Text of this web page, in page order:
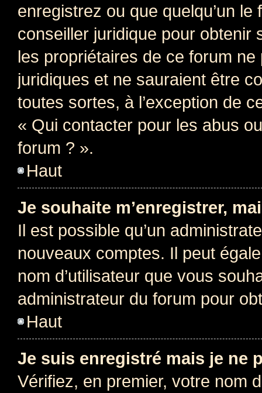
enregistrez ou que quelqu’un
conseiller juridique pour obtenir
les propriétaires de ce forum
juridiques et ne sauraient être
toutes sortes, à l’exception de
« Qui contacter pour les abus
forum ? ».
Haut
Je souhaite m’enregistrer,
Il est possible qu’un
nouveaux comptes. Il peut
nom d’utilisateur que vous
administrateur du forum pour
Haut
Je suis enregistré mais je ne
Vérifiez, en premier, votre nom